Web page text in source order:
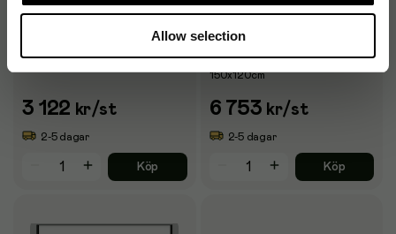
Allow selection
3 122 kr/st
2-5 dagar
Köp
150x120cm
6 753 kr/st
2-5 dagar
Köp